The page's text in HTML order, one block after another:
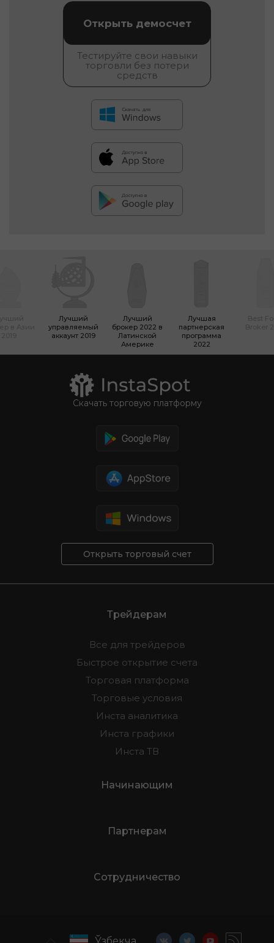
Тестируйте свои навыки
торговли без потери
средств
Открыть демосчет
Лучший
управляемый
аккаунт 2019
Лучший
брокер 2022 в
Латинской
Америке
Лучшая
партнерская
программа
2022
Скачать торговую платформу
Открыть торговый счет
Трейдерам
Все для трейдеров
Быстрое открытие счета
Торговая платформа
Торговые условия
Инста аналитика
Инста графики
Инста ТВ
Начинающим
Партнерам
Сотрудничество
Ўзбекча